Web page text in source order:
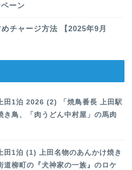
ーン
チャージ方法 【2025年9月
田1泊 2026 (2) 「焼鳥番長 上田駅
き鳥、「肉うどん中村屋」の馬肉
田1泊 (1) 上田名物のあんかけ焼き
道柳町の『犬神家の一族』のロケ